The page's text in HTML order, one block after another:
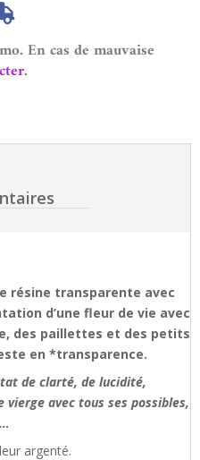
En cas de mauvaise
.
résine transparente avec
d’une fleur de vie avec
des paillettes et des petits
en *transparence.
de clarté, de lucidité,
vierge avec tous ses possibles,
argenté.